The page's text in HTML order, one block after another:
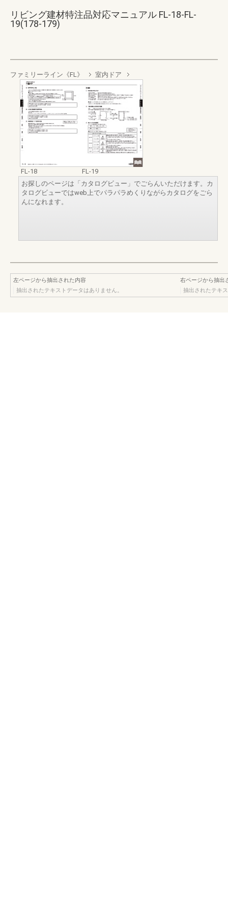
リビング建材特注品対応マニュアル FL-18-FL-
19(178-179)
ファミリーライン《FL》 室内ドア
FL-18
FL-19
お探しのページは「カタログビュー」でごらんいただけます。カ
タログビューではweb上でパラパラめくりながらカタログをごら
んになれます。
左ページから抽出された内容
抽出されたテキストデータはありません。
右ページから抽出
抽出されたテキ